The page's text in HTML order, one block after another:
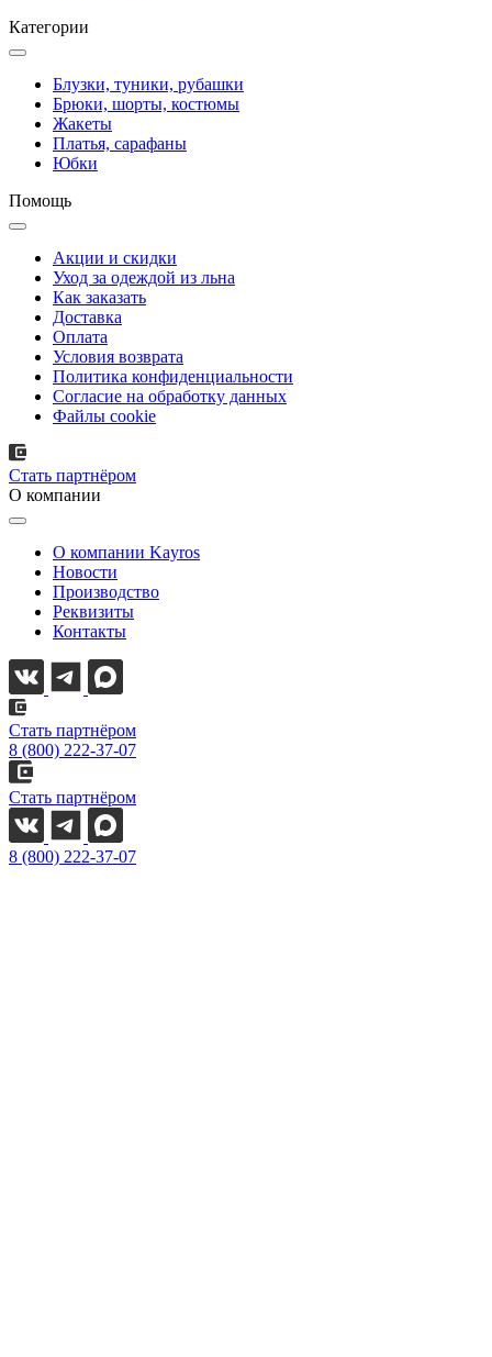
Категории
Блузки, туники, рубашки
Брюки, шорты, костюмы
Жакеты
Платья, сарафаны
Юбки
Помощь
Акции и скидки
Уход за одеждой из льна
Как заказать
Доставка
Оплата
Условия возврата
Политика конфиденциальности
Согласие на обработку данных
Файлы cookie
Стать партнёром
О компании
О компании Kayros
Новости
Производство
Реквизиты
Контакты
Стать партнёром
8 (800) 222-37-07
Стать партнёром
8 (800) 222-37-07